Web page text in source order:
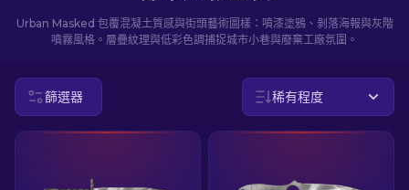
武器箱
ZH-TW
Urban Masked 包覆混凝土質感與街頭藝術圖樣：噴漆塗鴉、剝落海報與灰階
噴霧風格。層疊紋理與低彩色調捕捉城市小巷與廢棄工廠氛圍。
篩選器 稀有程度